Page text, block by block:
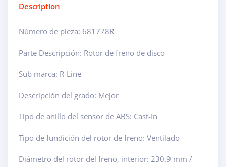
Description
Número de pieza: 681778R
Parte Descripción: Rotor de freno de disco
Sub marca: R-Line
Descripción del grado: Mejor
Tipo de anillo del sensor de ABS: Cast-In
Tipo de fundición del rotor de freno: Ventilado
Diámetro del rotor del freno, interior: 230.9 mm /